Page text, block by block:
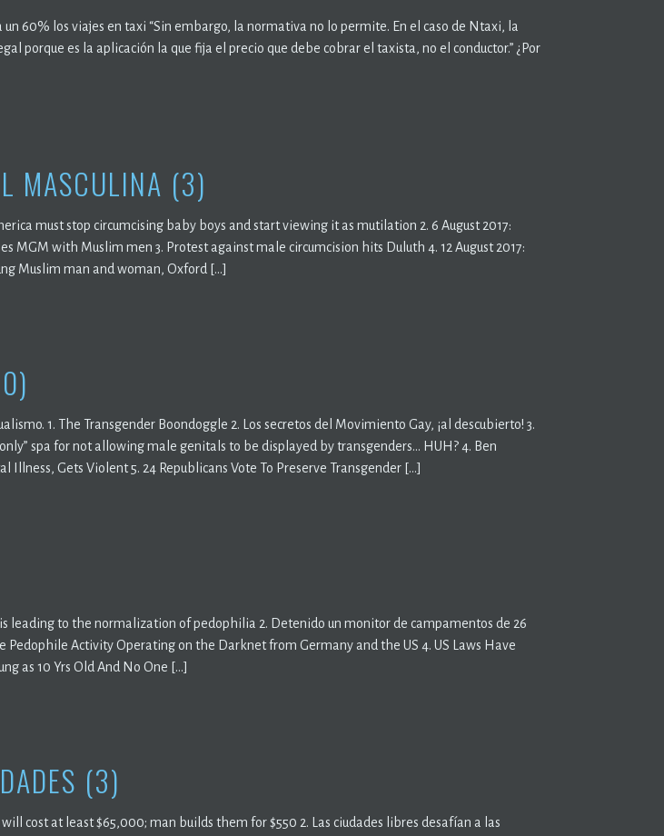
un 60% los viajes en taxi “Sin embargo, la normativa no lo permite. En el caso de Ntaxi, la
porque es la aplicación la que fija el precio que debe cobrar el taxista, no el conductor.” ¿Por
MASCULINA (3)
must stop circumcising baby boys and start viewing it as mutilation 2. 6 August 2017:
MGM with Muslim men 3. Protest against male circumcision hits Duluth 4. 12 August 2017:
Muslim man and woman, Oxford […]
1. The Transgender Boondoggle 2. Los secretos del Movimiento Gay, ¡al descubierto! 3.
spa for not allowing male genitals to be displayed by transgenders… HUH? 4. Ben
Illness, Gets Violent 5. 24 Republicans Vote To Preserve Transgender […]
leading to the normalization of pedophilia 2. Detenido un monitor de campamentos de 26
Pedophile Activity Operating on the Darknet from Germany and the US 4. US Laws Have
as 10 Yrs Old And No One […]
(3)
will cost at least $65,000; man builds them for $550 2. Las ciudades libres desafían a las